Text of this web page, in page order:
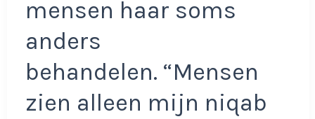
mensen haar soms
anders
behandelen. “Mensen
zien alleen mijn niqab